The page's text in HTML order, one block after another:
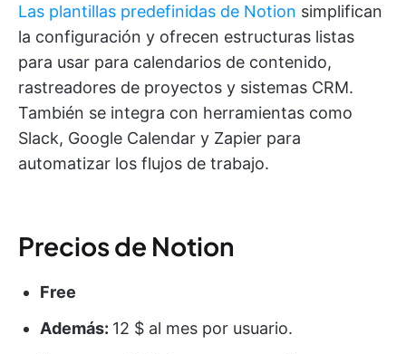
Las plantillas predefinidas de Notion simplifican
la configuración y ofrecen estructuras listas
para usar para calendarios de contenido,
rastreadores de proyectos y sistemas CRM.
También se integra con herramientas como
Slack, Google Calendar y Zapier para
automatizar los flujos de trabajo.
Precios de Notion
Free
Además: 12 $ al mes por usuario.